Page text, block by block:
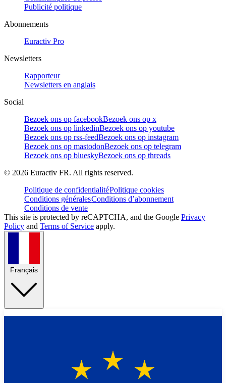
Publicité politique
Abonnements
Euractiv Pro
Newsletters
Rapporteur
Newsletters en anglais
Social
Bezoek ons op facebookBezoek ons op x
Bezoek ons op linkedinBezoek ons op youtube
Bezoek ons op rss-feedBezoek ons op instagram
Bezoek ons op mastodonBezoek ons op telegram
Bezoek ons op blueskyBezoek ons op threads
© 2026 Euractiv FR. All rights reserved.
Politique de confidentialitéPolitique cookies
Conditions généralesConditions d’abonnement
Conditions de vente
This site is protected by reCAPTCHA, and the Google Privacy
Policy and Terms of Service apply.
Français